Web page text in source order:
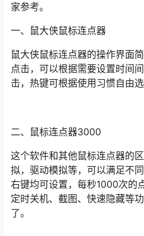
家参考。
一、鼠大侠鼠标连点器
鼠大侠鼠标连点器的操作界面
点击，可以根据需要设置时间
击，热键可根据使用习惯自由
二、鼠标连点器3000
这个软件和其他鼠标连点器的
拟，驱动模拟等，可以满足不
右键均可设置，每秒1000次的
定时关机、截图、快速隐藏等
了。